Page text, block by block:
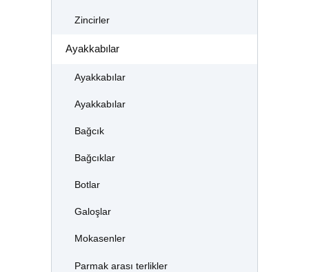
Zincirler
Ayakkabılar
Ayakkabılar
Ayakkabılar
Bağcık
Bağcıklar
Botlar
Galoşlar
Mokasenler
Parmak arası terlikler